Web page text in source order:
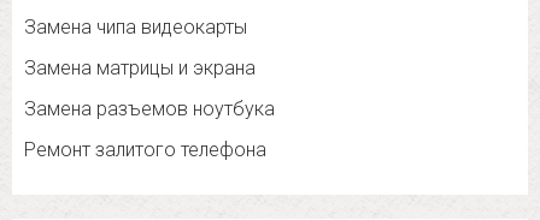
Замена чипа видеокарты
Замена матрицы и экрана
Замена разъемов ноутбука
Ремонт залитого телефона